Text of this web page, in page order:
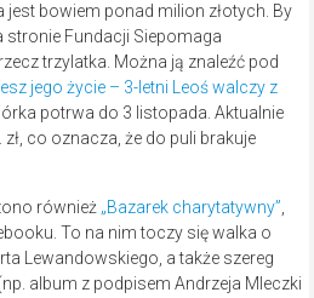
jest bowiem ponad milion złotych. By
stronie Fundacji Siepomaga
trzylatka. Można ją znaleźć pod
jego życie – 3-letni Leoś walczy z
potrwa do 3 listopada. Aktualnie
co oznacza, że do puli brakuje
również „Bazarek charytatywny”
To na nim toczy się walka o
Lewandowskiego, a także szereg
album z podpisem Andrzeja Mleczki